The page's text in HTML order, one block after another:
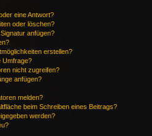
eine Antwort?
oder löschen?
anfügen?
erstellen?
Umfrage?
nicht zugreifen?
anfügen?
melden?
beim Schreiben eines Beitrags?
werden?